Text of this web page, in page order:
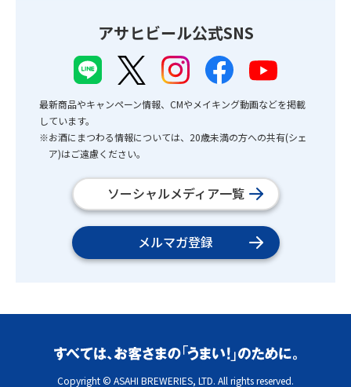
アサヒビール公式SNS
最新商品やキャンペーン情報、CMやメイキング動画などを掲載
しています。
※お酒にまつわる情報については、20歳未満の方への共有(シェ
ア)はご遠慮ください。
ソーシャルメディア一覧
メルマガ登録
Copyright © ASAHI BREWERIES, LTD. All rights reserved.